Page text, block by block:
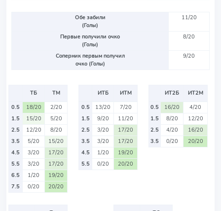
Обе забили
(Голы)
11/20
Первые получили очко
(Голы)
8/20
Соперник первым получил
очко (Голы)
9/20
ТБ
ТМ
0.5
18/20
2/20
1.5
15/20
5/20
2.5
12/20
8/20
3.5
5/20
15/20
4.5
3/20
17/20
5.5
3/20
17/20
6.5
1/20
19/20
7.5
0/20 20/20
ИТБ
ИТМ
0.5
13/20
7/20
1.5
9/20
11/20
2.5
3/20
17/20
3.5
3/20
17/20
4.5
1/20
19/20
5.5
0/20 20/20
ИТ2Б
ИТ2М
0.5
16/20
4/20
1.5
8/20
12/20
2.5
4/20
16/20
3.5
0/20 20/20